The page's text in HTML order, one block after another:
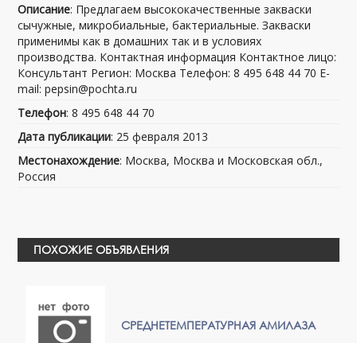
Описание: Предлагаем высококачественные закваски
сычужные, микробиальные, бактериальные. Закваски
применимы как в домашних так и в условиях
производства. Контактная информация Контактное лицо:
Консультант Регион: Москва Телефон: 8 495 648 44 70 E-
mail: pepsin@pochta.ru
Телефон: 8 495 648 44 70
Дата публикации: 25 февраля 2013
Местонахождение: Москва, Москва и Московская обл.,
Россия
ПОХОЖИЕ ОБЪЯВЛЕНИЯ
СРЕДНЕТЕМПЕРАТУРНАЯ АМИЛАЗА